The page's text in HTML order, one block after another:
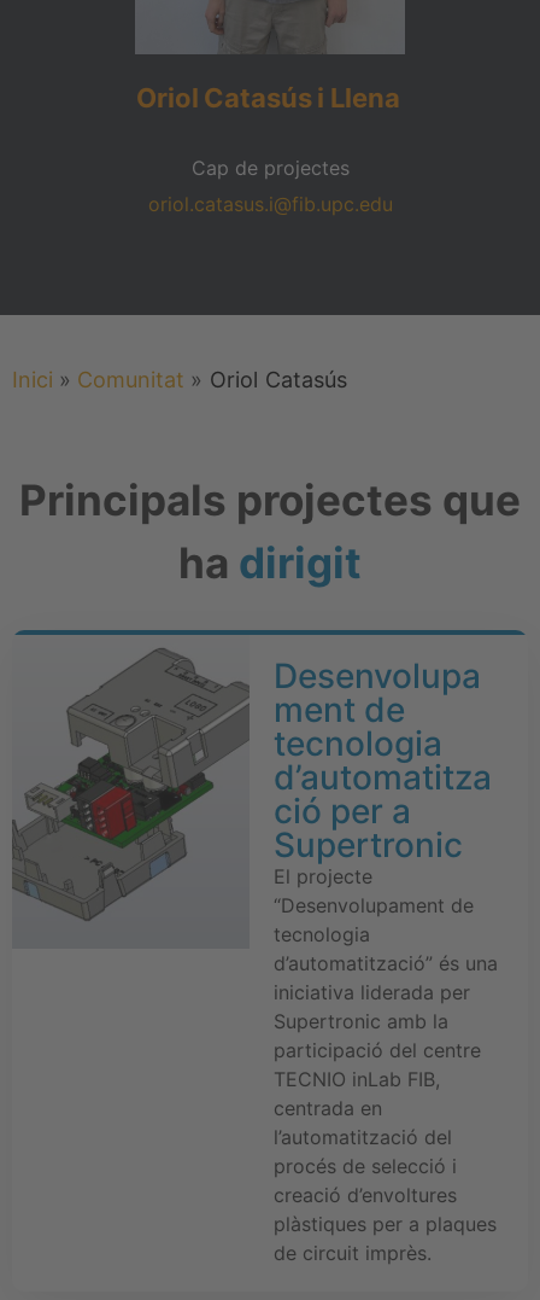
Oriol Catasús i Llena
Cap de projectes
oriol.catasus.i@fib.upc.edu
Inici » Comunitat » Oriol Catasús
Principals projectes que
ha dirigit
Desenvolupa
ment de
tecnologia
d’automatitza
ció per a
Supertronic
El projecte
“Desenvolupament de
tecnologia
d’automatització” és una
iniciativa liderada per
Supertronic amb la
participació del centre
TECNIO inLab FIB,
centrada en
l’automatització del
procés de selecció i
creació d’envoltures
plàstiques per a plaques
de circuit imprès.